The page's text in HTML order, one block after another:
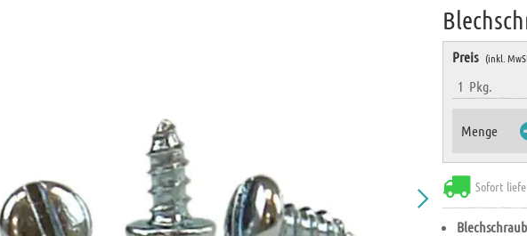
Preis (inkl.
1 Pkg.
Menge
Sofort